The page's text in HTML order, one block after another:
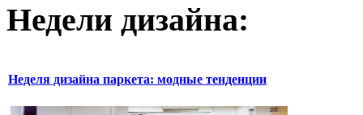
Недели дизайна:
Неделя дизайна паркета: модные тенденции